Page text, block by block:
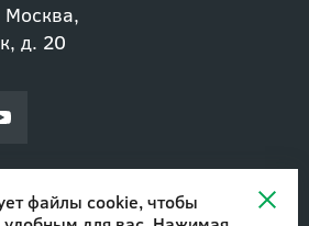
файлы cookie, чтобы
Москва,
д. 20